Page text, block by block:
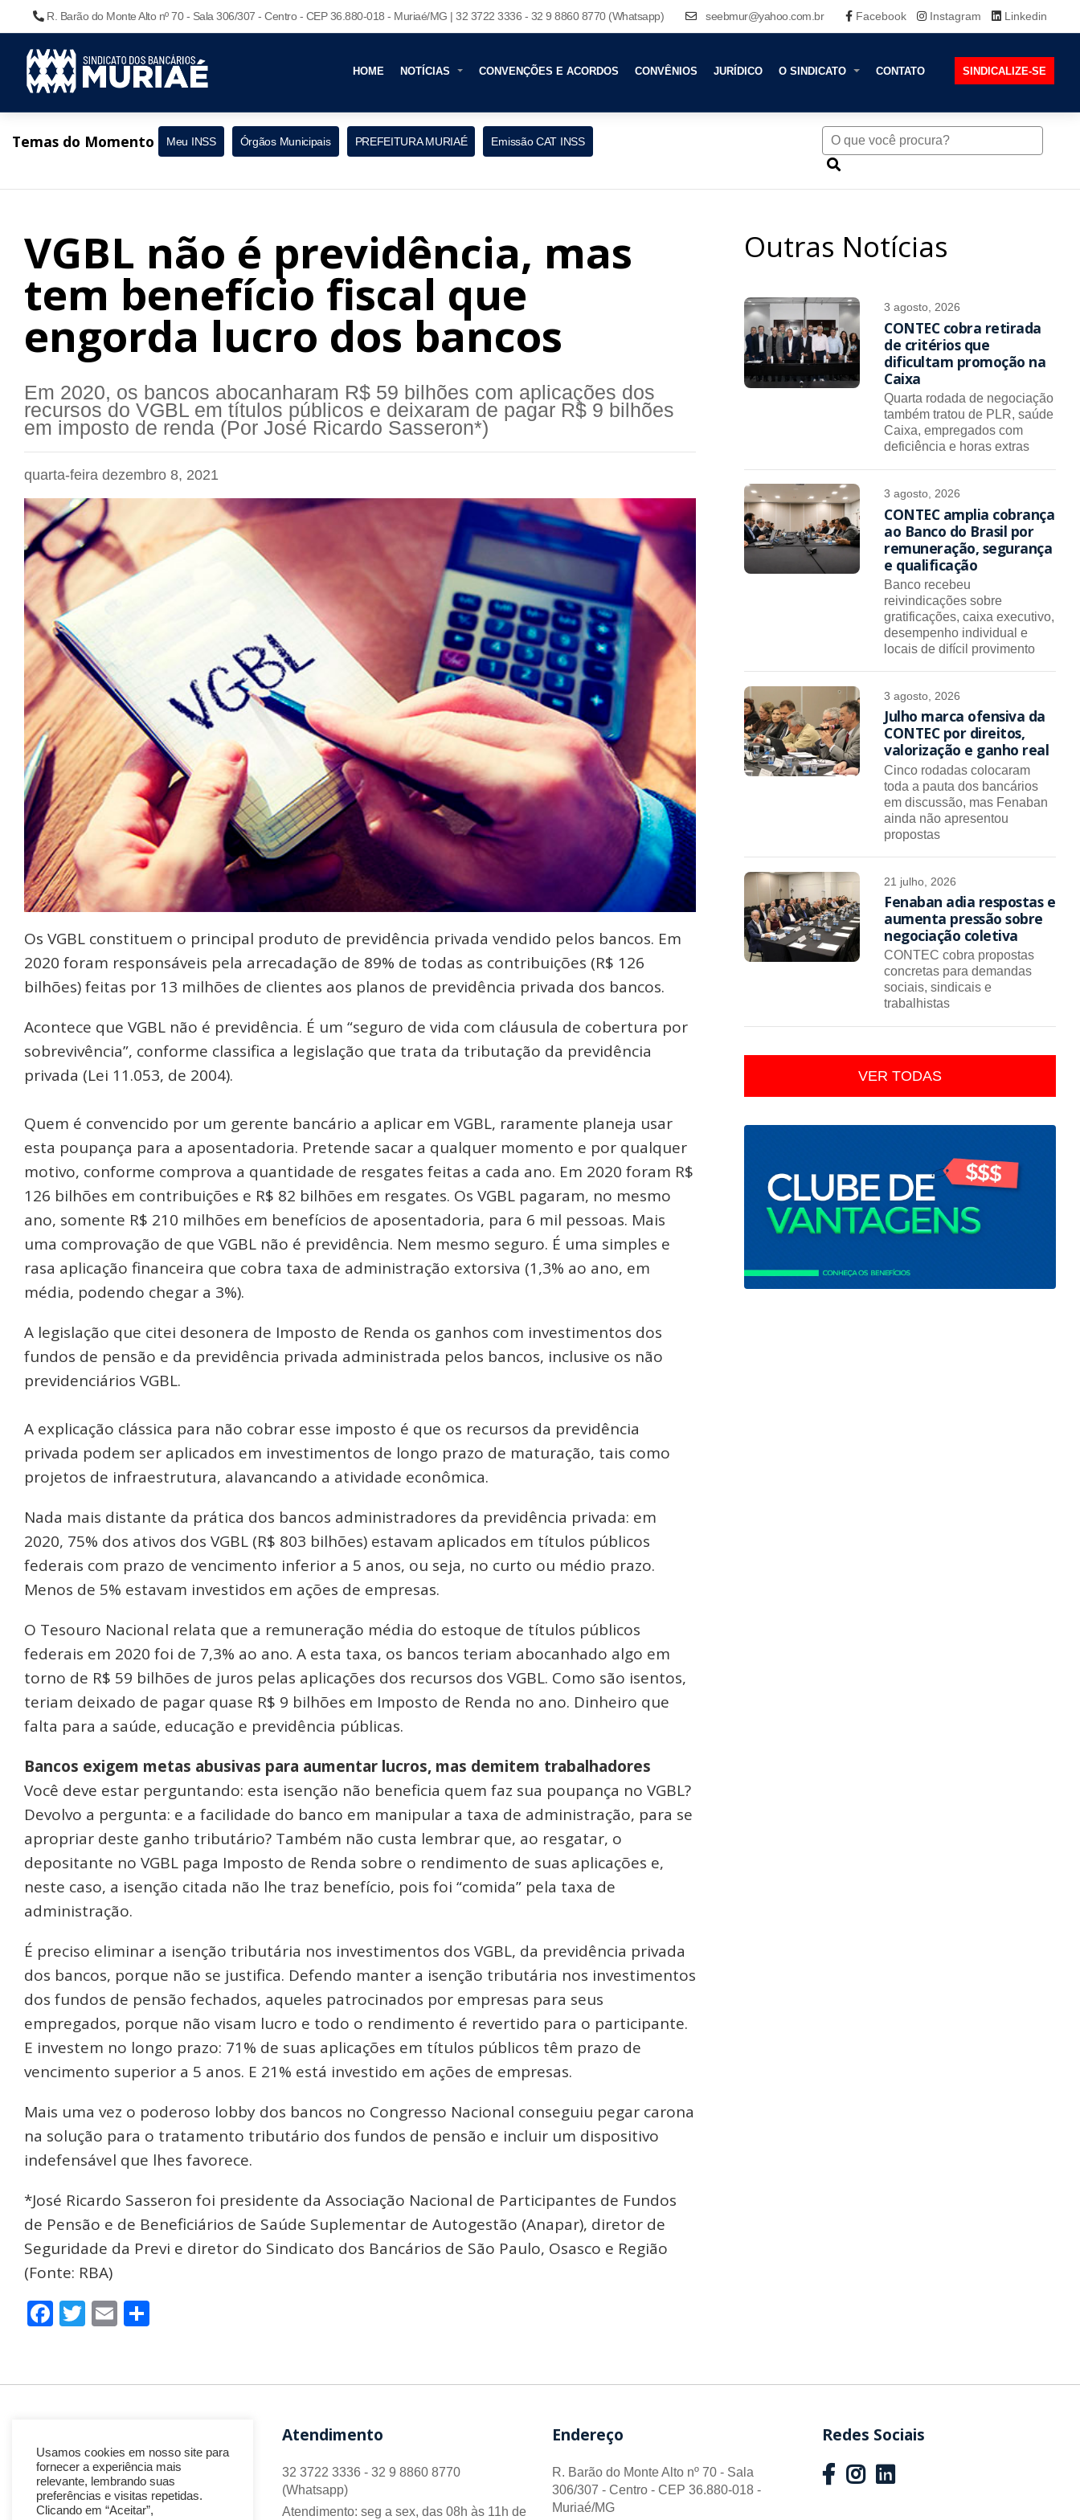
R. Barão do Monte Alto nº 70 - Sala 306/307 - Centro - CEP 36.880-018 - Muriaé/MG | 32 3722 3336 - 32 9 8860 8770 (Whatsapp) seebmur@yahoo.com.br Facebook Instagram Linkedin
HOME NOTÍCIAS CONVENÇÕES E ACORDOS CONVÊNIOS JURÍDICO O SINDICATO CONTATO SINDICALIZE-SE
Temas do Momento Meu INSS Órgãos Municipais PREFEITURA MURIAÉ Emissão CAT INSS
VGBL não é previdência, mas
tem benefício fiscal que
engorda lucro dos bancos
Em 2020, os bancos abocanharam R$ 59 bilhões com aplicações dos
recursos do VGBL em títulos públicos e deixaram de pagar R$ 9 bilhões
em imposto de renda (Por José Ricardo Sasseron*)
quarta-feira dezembro 8, 2021
Os VGBL constituem o principal produto de previdência privada vendido pelos bancos. Em
2020 foram responsáveis pela arrecadação de 89% de todas as contribuições (R$ 126
bilhões) feitas por 13 milhões de clientes aos planos de previdência privada dos bancos.
Acontece que VGBL não é previdência. É um “seguro de vida com cláusula de cobertura por
sobrevivência”, conforme classifica a legislação que trata da tributação da previdência
privada (Lei 11.053, de 2004).
Quem é convencido por um gerente bancário a aplicar em VGBL, raramente planeja usar
esta poupança para a aposentadoria. Pretende sacar a qualquer momento e por qualquer
motivo, conforme comprova a quantidade de resgates feitas a cada ano. Em 2020 foram R$
126 bilhões em contribuições e R$ 82 bilhões em resgates. Os VGBL pagaram, no mesmo
ano, somente R$ 210 milhões em benefícios de aposentadoria, para 6 mil pessoas. Mais
uma comprovação de que VGBL não é previdência. Nem mesmo seguro. É uma simples e
rasa aplicação financeira que cobra taxa de administração extorsiva (1,3% ao ano, em
média, podendo chegar a 3%).
A legislação que citei desonera de Imposto de Renda os ganhos com investimentos dos
fundos de pensão e da previdência privada administrada pelos bancos, inclusive os não
previdenciários VGBL.
A explicação clássica para não cobrar esse imposto é que os recursos da previdência
privada podem ser aplicados em investimentos de longo prazo de maturação, tais como
projetos de infraestrutura, alavancando a atividade econômica.
Nada mais distante da prática dos bancos administradores da previdência privada: em
2020, 75% dos ativos dos VGBL (R$ 803 bilhões) estavam aplicados em títulos públicos
federais com prazo de vencimento inferior a 5 anos, ou seja, no curto ou médio prazo.
Menos de 5% estavam investidos em ações de empresas.
O Tesouro Nacional relata que a remuneração média do estoque de títulos públicos
federais em 2020 foi de 7,3% ao ano. A esta taxa, os bancos teriam abocanhado algo em
torno de R$ 59 bilhões de juros pelas aplicações dos recursos dos VGBL. Como são isentos,
teriam deixado de pagar quase R$ 9 bilhões em Imposto de Renda no ano. Dinheiro que
falta para a saúde, educação e previdência públicas.
Bancos exigem metas abusivas para aumentar lucros, mas demitem trabalhadores
Você deve estar perguntando: esta isenção não beneficia quem faz sua poupança no VGBL?
Devolvo a pergunta: e a facilidade do banco em manipular a taxa de administração, para se
apropriar deste ganho tributário? Também não custa lembrar que, ao resgatar, o
depositante no VGBL paga Imposto de Renda sobre o rendimento de suas aplicações e,
neste caso, a isenção citada não lhe traz benefício, pois foi “comida” pela taxa de
administração.
É preciso eliminar a isenção tributária nos investimentos dos VGBL, da previdência privada
dos bancos, porque não se justifica. Defendo manter a isenção tributária nos investimentos
dos fundos de pensão fechados, aqueles patrocinados por empresas para seus
empregados, porque não visam lucro e todo o rendimento é revertido para o participante.
E investem no longo prazo: 71% de suas aplicações em títulos públicos têm prazo de
vencimento superior a 5 anos. E 21% está investido em ações de empresas.
Mais uma vez o poderoso lobby dos bancos no Congresso Nacional conseguiu pegar carona
na solução para o tratamento tributário dos fundos de pensão e incluir um dispositivo
indefensável que lhes favorece.
*José Ricardo Sasseron foi presidente da Associação Nacional de Participantes de Fundos
de Pensão e de Beneficiários de Saúde Suplementar de Autogestão (Anapar), diretor de
Seguridade da Previ e diretor do Sindicato dos Bancários de São Paulo, Osasco e Região
(Fonte: RBA)
Facebook
Twitter
Email
Outras Notícias
3 agosto, 2026
CONTEC cobra retirada
de critérios que
dificultam promoção na
Caixa
Quarta rodada de negociação
também tratou de PLR, saúde
Caixa, empregados com
deficiência e horas extras
3 agosto, 2026
CONTEC amplia cobrança
ao Banco do Brasil por
remuneração, segurança
e qualificação
Banco recebeu
reivindicações sobre
gratificações, caixa executivo,
desempenho individual e
locais de difícil provimento
3 agosto, 2026
Julho marca ofensiva da
CONTEC por direitos,
valorização e ganho real
Cinco rodadas colocaram
toda a pauta dos bancários
em discussão, mas Fenaban
ainda não apresentou
propostas
21 julho, 2026
Fenaban adia respostas e
aumenta pressão sobre
negociação coletiva
CONTEC cobra propostas
concretas para demandas
sociais, sindicais e
trabalhistas
VER TODAS
Atendimento
32 3722 3336 - 32 9 8860 8770
(Whatsapp)
Atendimento: seg a sex, das 08h às 11h de
Endereço
R. Barão do Monte Alto nº 70 - Sala
306/307 - Centro - CEP 36.880-018 -
Muriaé/MG
Redes Sociais
Usamos cookies em nosso site para
fornecer a experiência mais
relevante, lembrando suas
preferências e visitas repetidas.
Clicando em “Aceitar”,